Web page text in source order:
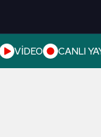
VİDEO CANLI